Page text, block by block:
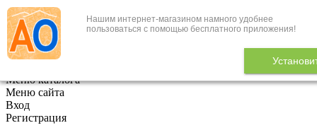
Нашим интернет-магазином намного удобнее
пользоваться с помощью бесплатного приложения!
+7 (495) 646-888-1
В корзине 0
Меню каталога
Меню сайта
Вход
Регистрация